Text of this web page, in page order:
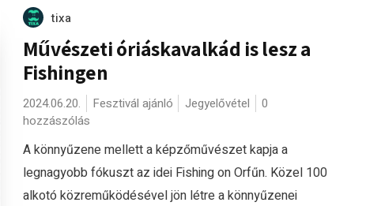
tixa
Művészeti óriáskavalkád is lesz a
Fishingen
2024.06.20. Fesztivál ajánló Jegyelővétel
0
hozzászólás
A könnyűzene mellett a képzőművészet kapja a
legnagyobb fókuszt az idei Fishing on Orfűn. Közel 100
alkotó közreműködésével jön létre a könnyűzenei